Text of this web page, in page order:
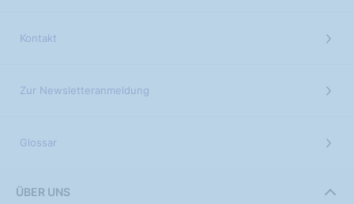
Kontakt
Zur Newsletteranmeldung
Glossar
ÜBER UNS